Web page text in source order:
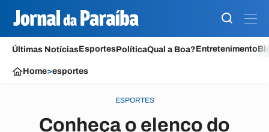
Últimas NotíciasEsportesPolíticaQual a Boa?Entretenimento
Home>esportes
ESPORTES
Conheça o elenco do